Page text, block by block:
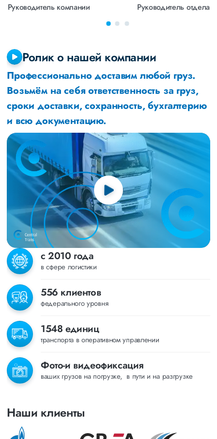
Руководитель компании Руководитель отдела
Ролик о нашей компании
Профессионально доставим любой груз.
Возьмём на себя ответственность за груз,
сроки доставки, сохранность, бухгалтерию
и всю документацию.
с 2010 года
в сфере логистики
556 клиентов
федерального уровня
1548 единиц
транспорта в оперативном управлении
Фото-и видеофиксация
ваших грузов на погрузке, в пути и на разгрузке
Наши клиенты